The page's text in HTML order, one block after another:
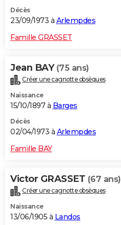
Décès
23/09/1973 à Arlempdes
Famille GRASSET
Jean BAY (75 ans)
Créer une cagnotte obsèques
Naissance
15/10/1897 à Barges
Décès
02/04/1973 à Arlempdes
Famille BAY
Victor GRASSET (67 ans)
Créer une cagnotte obsèques
Naissance
13/06/1905 à Landos